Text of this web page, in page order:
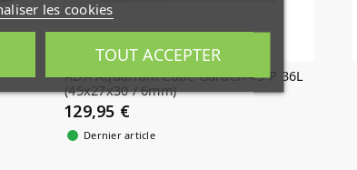
ADA Aquarium Cube Garden 45-P 36L
(45x27x30 / 6mm)
129,95 €
Dernier article
les cookies
TOUT ACCEPTER